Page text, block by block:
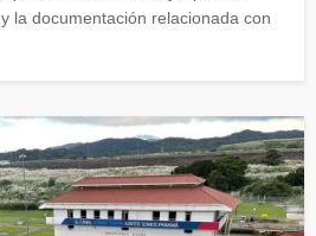
la documentación relacionada con